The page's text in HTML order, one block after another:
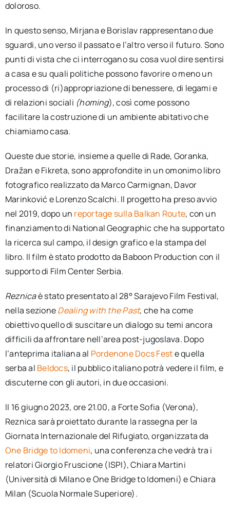
doloroso.
In questo senso, Mirjana e Borislav rappresentano due
sguardi, uno verso il passato e l’altro verso il futuro. Sono
punti di vista che ci interrogano su cosa vuol dire sentirsi
a casa e su quali politiche possono favorire o meno un
processo di (ri)appropriazione di benessere, di legami e
di relazioni sociali (homing), così come possono
facilitare la costruzione di un ambiente abitativo che
chiamiamo casa.
Queste due storie, insieme a quelle di Rade, Goranka,
Dražan e Fikreta, sono approfondite in un omonimo libro
fotografico realizzato da Marco Carmignan, Davor
Marinković e Lorenzo Scalchi. Il progetto ha preso avvio
nel 2019, dopo un reportage sulla Balkan Route, con un
finanziamento di National Geographic che ha supportato
la ricerca sul campo, il design grafico e la stampa del
libro. Il film è stato prodotto da Baboon Production con il
supporto di Film Center Serbia.
Reznicaè stato presentato al 28° Sarajevo Film Festival,
nella sezioneDealing with the Past, che ha come
obiettivo quello di suscitare un dialogo su temi ancora
difficili da affrontare nell’area post-jugoslava. Dopo
l’anteprima italiana al Pordenone Docs Feste quella
serba al Beldocs, il pubblico italiano potrà vedere il film, e
discuterne con gli autori, in due occasioni.
Il 16 giugno 2023, ore 21.00, a Forte Sofia (Verona),
Reznica sarà proiettato durante la rassegna per la
Giornata Internazionale del Rifugiato, organizzata da
One Bridge to Idomeni, una conferenza che vedrà tra i
relatori Giorgio Fruscione (ISPI), Chiara Martini
(Università di Milano e One Bridge to Idomeni) e Chiara
Milan (Scuola Normale Superiore).